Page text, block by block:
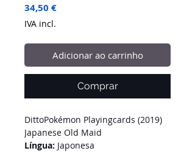
34,50 €Preço
IVA incl.
Adicionar ao carrinho
Comprar
DittoPokémon Playingcards (2019)
Japanese Old Maid
Língua: Japonesa